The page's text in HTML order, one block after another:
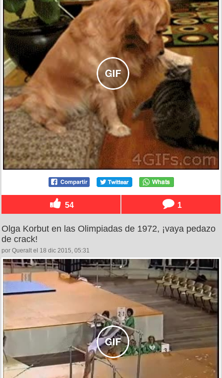
54 1
Olga Korbut en las Olimpiadas de 1972, ¡vaya pedazo
de crack!
por Queralt el 18 dic 2015, 05:31